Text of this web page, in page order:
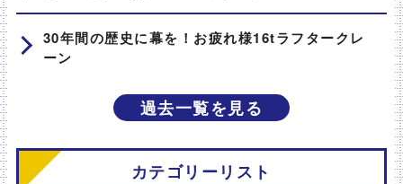
30年間の歴史に幕を！お疲れ様16tラフタークレ
ーン
過去一覧を見る
カテゴリーリスト